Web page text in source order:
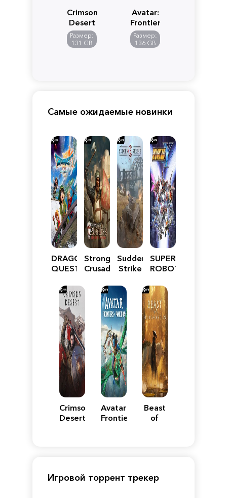
Crimson
Desert
Размер:
131 GB
Avatar:
Frontiers
of
Pandora
Размер:
136 GB
Самые ожидаемые новинки
DRAGON
QUEST
Reimagined
Stronghold
Crusader:
Edition
Sudden
Strike
SUPER
ROBOT
Y
Crimson
Desert
Avatar:
Frontiers
Beast
of
Игровой торрент трекер